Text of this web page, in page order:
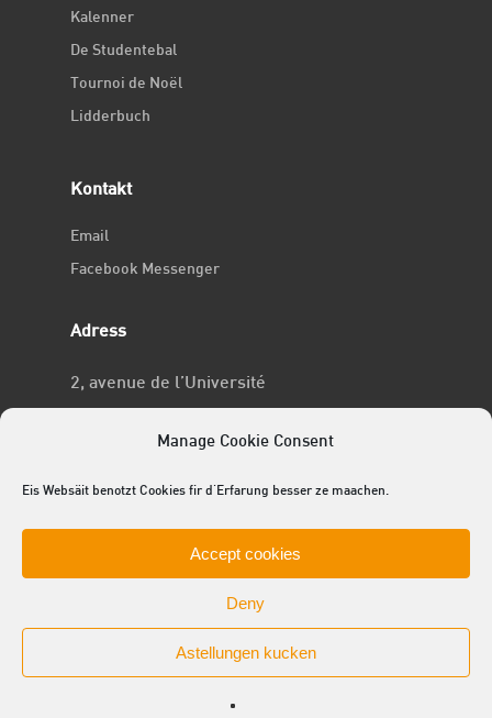
Manage Cookie Consent
Eis Websäit benotzt Cookies fir d'Erfarung besser ze maachen.
Accept cookies
Deny
Astellungen kucken
Kalenner
De Studentebal
Tournoi de Noël
Lidderbuch
Kontakt
Email
Facebook Messenger
Adress
2, avenue de l’Université
No RCSL
© 2025 ACEL - de Studentevertrieder
instagram